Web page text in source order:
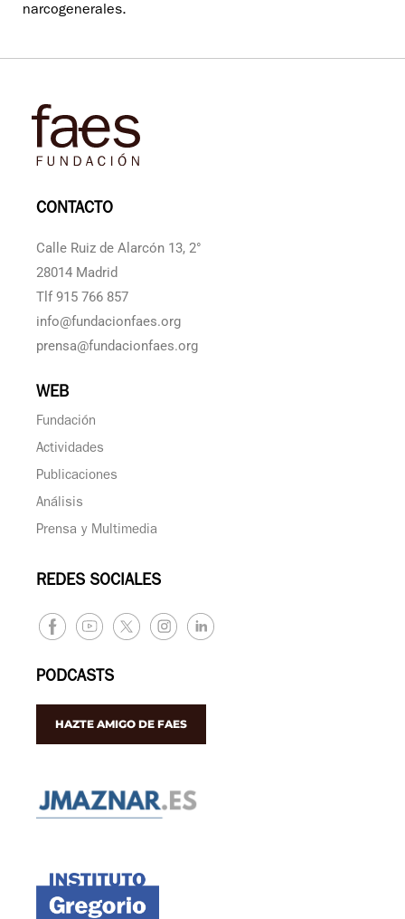
narcogenerales.
CONTACTO
Calle Ruiz de Alarcón 13, 2°
28014 Madrid
Tlf 915 766 857
info@fundacionfaes.org
prensa@fundacionfaes.org
WEB
Fundación
Actividades
Publicaciones
Análisis
Prensa y Multimedia
REDES SOCIALES
PODCASTS
HAZTE AMIGO DE FAES